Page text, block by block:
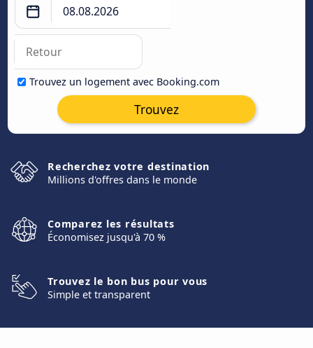
Trouvez un logement avec Booking.com
Trouvez
Recherchez votre destination
Millions d'offres dans le monde
Comparez les résultats
Économisez jusqu'à 70 %
Trouvez le bon bus pour vous
Simple et transparent